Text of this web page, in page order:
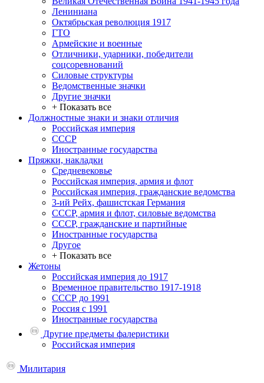
Лениниана
Октябрьская революция 1917
ГТО
Армейские и военные
Отличники, ударники, победители
соцсоревнований
Силовые структуры
Ведомственные значки
Другие значки
+ Показать все
Должностные знаки и знаки отличия
Российская империя
СССР
Иностранные государства
Пряжки, накладки
Средневековье
Российская империя, армия и флот
Российская империя, гражданские ведомства
3-ий Рейх, фашистская Германия
СССР, армия и флот, силовые ведомства
СССР, гражданские и партийные
Иностранные государства
Другое
+ Показать все
Жетоны
Российская империя до 1917
Временное правительство 1917-1918
СССР до 1991
Россия с 1991
Иностранные государства
Другие предметы фалеристики
Российская империя
Милитария